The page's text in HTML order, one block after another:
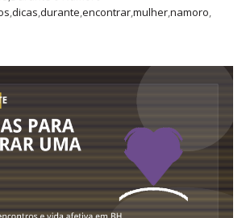
,dicas,durante,encontrar,mulher,namoro,